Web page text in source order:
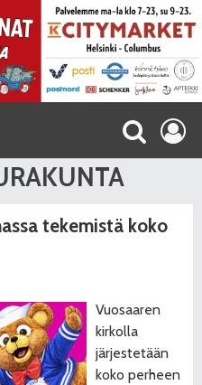
tekemistä koko
Vuosaaren
kirkolla
järjestetään
koko perheen